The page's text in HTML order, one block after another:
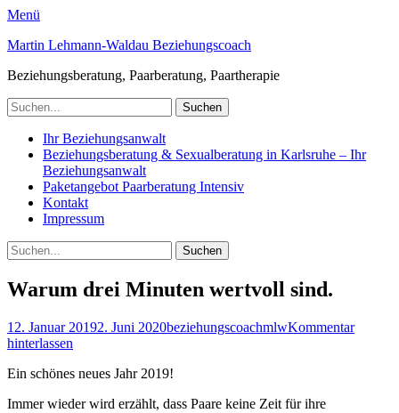
Menü
Martin Lehmann-Waldau Beziehungscoach
Beziehungsberatung, Paarberatung, Paartherapie
Suchen
nach:
Mail
Primäres
Menü
Zum
Inhalt
springen
Ihr Beziehungsanwalt
Beziehungsberatung & Sexualberatung in Karlsruhe – Ihr
Beziehungsanwalt
Paketangebot Paarberatung Intensiv
Kontakt
Impressum
Suchen
Suchen
nach:
Warum drei Minuten wertvoll sind.
Veröffentlicht
am
12. Januar 20192. Juni 2020Autor
beziehungscoachmlwKommentar
hinterlassen
Ein schönes neues Jahr 2019!
Immer wieder wird erzählt, dass Paare keine Zeit für ihre